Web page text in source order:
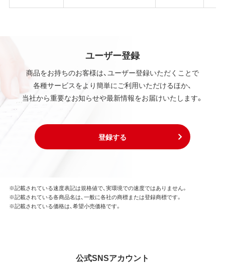
ユーザー登録
商品をお持ちのお客様は、ユーザー登録いただくことで
各種サービスをより簡単にご利用いただけるほか、
当社から重要なお知らせや最新情報をお届けいたします。
登録する
※記載されている速度表記は規格値で、実環境での速度ではありません。
※記載されている各商品名は、一般に各社の商標または登録商標です。
※記載されている価格は、希望小売価格です。
公式SNSアカウント